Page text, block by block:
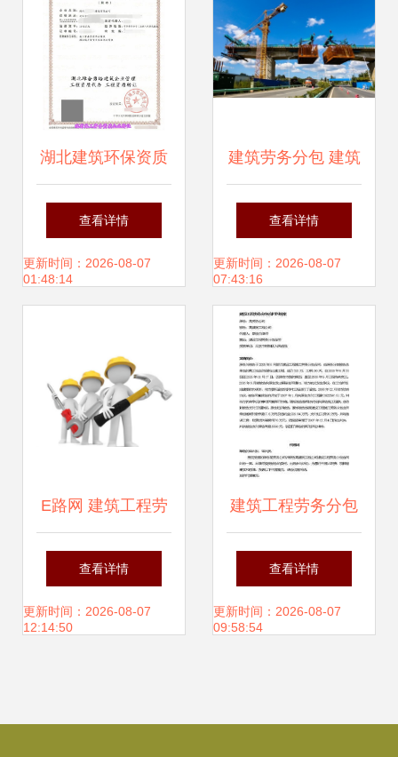
包为视角
湖北建筑环保资质
转让服务详解 专业
代理，高效收购
查看详情
更新时间：2026-08-07
01:48:14
建筑劳务分包 建筑
工程中的专业化分
工与协同管理
查看详情
更新时间：2026-08-07
07:43:16
E路网 建筑工程劳
务分包数字化新生
态
查看详情
更新时间：2026-08-07
12:14:50
建筑工程劳务分包
合同纠纷案 常见争
议与法律解析
查看详情
更新时间：2026-08-07
09:58:54